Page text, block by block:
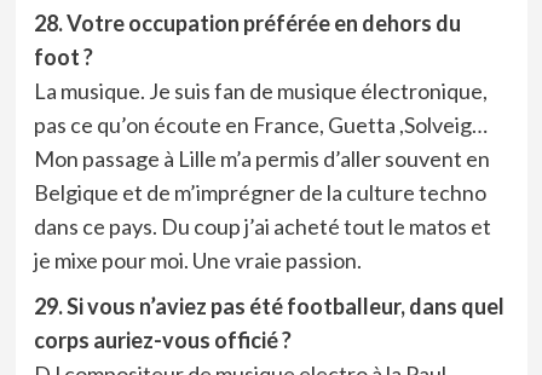
28. Votre occupation préférée en dehors du
foot ?
La musique. Je suis fan de musique électronique,
pas ce qu’on écoute en France, Guetta ,Solveig…
Mon passage à Lille m’a permis d’aller souvent en
Belgique et de m’imprégner de la culture techno
dans ce pays. Du coup j’ai acheté tout le matos et
je mixe pour moi. Une vraie passion.
29. Si vous n’aviez pas été footballeur, dans quel
corps auriez-vous officié ?